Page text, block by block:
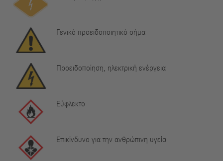
Γενικό προειδοποιητικό σήμα
Προειδοποίηση, ηλεκτρική ενέργεια
Εύφλεκτο
Επικίνδυνο για την ανθρώπινη υγεία